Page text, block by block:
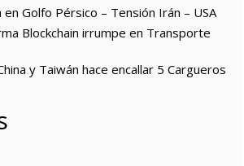
en Golfo Pérsico – Tensión Irán – USA
Blockchain irrumpe en Transporte
y Taiwán hace encallar 5 Cargueros